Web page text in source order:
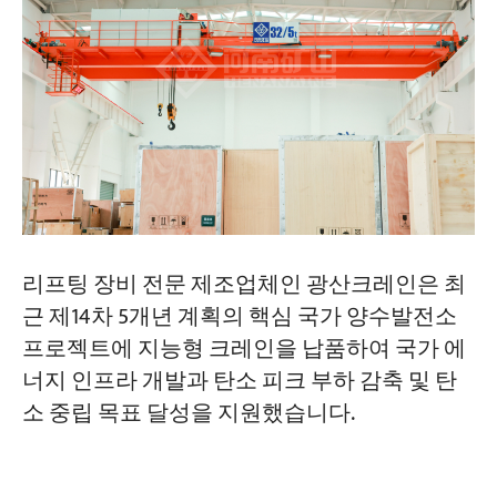
리프팅 장비 전문 제조업체인 광산크레인은 최
근 제14차 5개년 계획의 핵심 국가 양수발전소
프로젝트에 지능형 크레인을 납품하여 국가 에
너지 인프라 개발과 탄소 피크 부하 감축 및 탄
소 중립 목표 달성을 지원했습니다.